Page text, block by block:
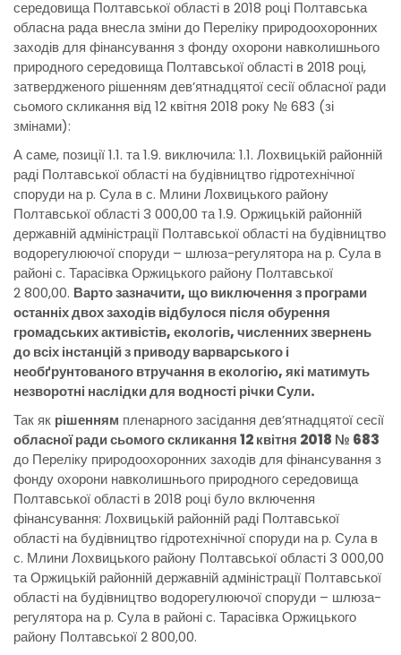
середовища Полтавської області в 2018 році Полтавська
обласна рада внесла зміни до Переліку природоохоронних
заходів для фінансування з фонду охорони навколишнього
природного середовища Полтавської області в 2018 році,
затвердженого рішенням дев’ятнадцятої сесії обласної ради
сьомого скликання від 12 квітня 2018 року № 683 (зі
змінами):
А саме, позиції 1.1. та 1.9. виключила: 1.1. Лохвицькій районній
раді Полтавської області на будівництво гідротехнічної
споруди на р. Сула в с. Млини Лохвицького району
Полтавської області 3 000,00 та 1.9. Оржицькій районній
державній адміністрації Полтавської області на будівництво
водорегулюючої споруди – шлюза-регулятора на р. Сула в
районі с. Тарасівка Оржицького району Полтавської
2 800,00. Варто зазначити, що виключення з програми
останніх двох заходів відбулося після обурення
громадських активістів, екологів, численних звернень
до всіх інстанцій з приводу варварського і
необґрунтованого втручання в екологію, які матимуть
незворотні наслідки для водності річки Сули.
Так як рішенням пленарного засідання дев’ятнадцятої сесії
обласної ради сьомого скликання 12 квітня 2018 № 683
до Переліку природоохоронних заходів для фінансування з
фонду охорони навколишнього природного середовища
Полтавської області в 2018 році було включення
фінансування: Лохвицькій районній раді Полтавської
області на будівництво гідротехнічної споруди на р. Сула в
с. Млини Лохвицького району Полтавської області 3 000,00
та Оржицькій районній державній адміністрації Полтавської
області на будівництво водорегулюючої споруди – шлюза-
регулятора на р. Сула в районі с. Тарасівка Оржицького
району Полтавської 2 800,00.